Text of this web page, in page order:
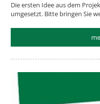
Die ersten Idee aus dem
umgesetzt. Bitte bringen Sie